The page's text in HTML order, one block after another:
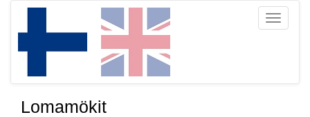
Toggle
Lomamökit